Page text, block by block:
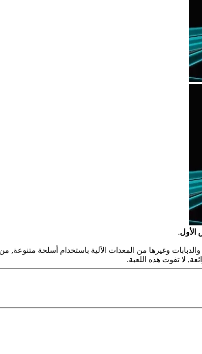
الأول.
وغيرها من المعدات الآلية باستخدام أسلحة متنوعة, من